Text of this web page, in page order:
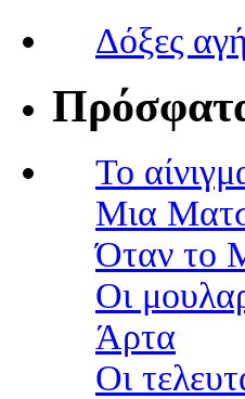
Δόξες
Το
Μια
Όταν το
Οι
Άρτα
Οι